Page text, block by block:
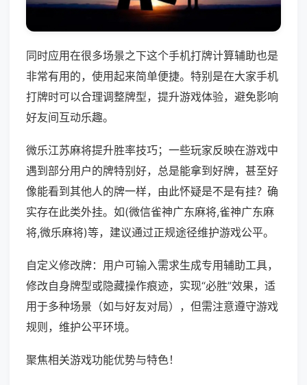
同时应用在很多场景之下这个手机打牌计算辅助也是
非常有用的，使用起来简单便捷。特别是在大家手机
打牌时可以合理调整牌型，提升游戏体验，避免影响
好友间互动乐趣。
微乐江苏麻将提升胜率技巧；一些玩家反映在游戏中
遇到部分用户的牌特别好，总是能拿到好牌，甚至好
像能看到其他人的牌一样，由此怀疑是不是有挂？确
实存在此类外挂。如(微信雀神广东麻将,雀神广东麻
将,微乐麻将)等，建议通过正规途径维护游戏公平。
自定义修改牌：用户可输入需求生成专用辅助工具，
修改自身牌型或隐藏操作痕迹，实现“必胜”效果，适
用于多种场景（如与好友对局），但需注意遵守游戏
规则，维护公平环境。
聚焦相关游戏功能优势与特色！